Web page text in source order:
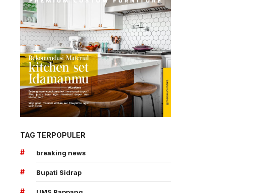
TAG TERPOPULER
#
breaking news
# Bupati Sidrap
#